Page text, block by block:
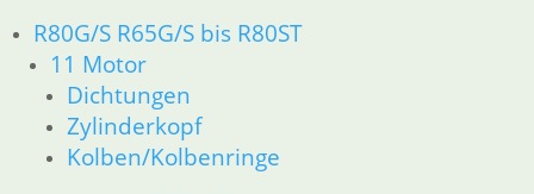
R80G/S R65G/S bis R80ST
11 Motor
Dichtungen
Zylinderkopf
Kolben/Kolbenringe
Dichtungen
Kolben/Kolbenringe
Zylinderkopf
12 Motorelektrik
13 Vergaser